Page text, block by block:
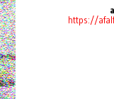
https://